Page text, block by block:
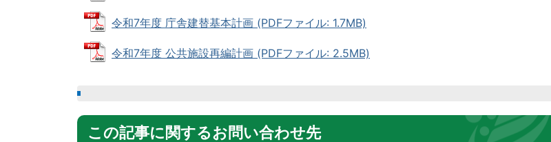
令和7年度 庁舎建替基本計画 (PDFファイル: 1.7MB)
令和7年度 公共施設再編計画 (PDFファイル: 2.5MB)
この記事に関するお問い合わせ先